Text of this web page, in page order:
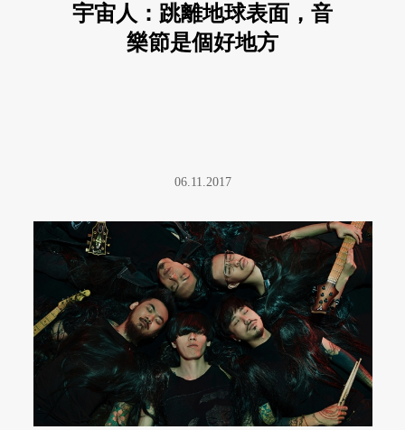
宇宙人：跳離地球表面，音
樂節是個好地方
06.11.2017